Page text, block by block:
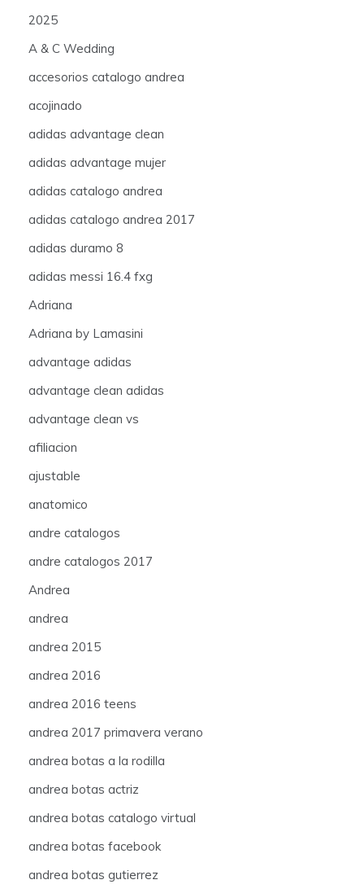
2025
A & C Wedding
accesorios catalogo andrea
acojinado
adidas advantage clean
adidas advantage mujer
adidas catalogo andrea
adidas catalogo andrea 2017
adidas duramo 8
adidas messi 16.4 fxg
Adriana
Adriana by Lamasini
advantage adidas
advantage clean adidas
advantage clean vs
afiliacion
ajustable
anatomico
andre catalogos
andre catalogos 2017
Andrea
andrea
andrea 2015
andrea 2016
andrea 2016 teens
andrea 2017 primavera verano
andrea botas a la rodilla
andrea botas actriz
andrea botas catalogo virtual
andrea botas facebook
andrea botas gutierrez